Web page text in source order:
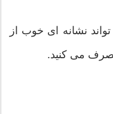
نشانه ای خوب از
می کنید.